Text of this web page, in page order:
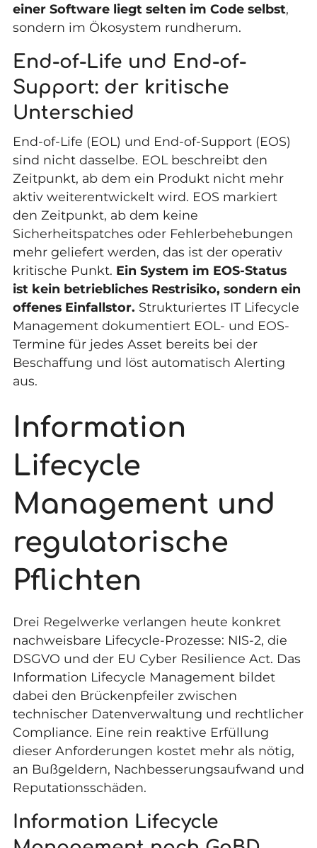
einer Software liegt selten im Code selbst,
sondern im Ökosystem rundherum.
End-of-Life und End-of-
Support: der kritische
Unterschied
End-of-Life (EOL) und End-of-Support (EOS)
sind nicht dasselbe. EOL beschreibt den
Zeitpunkt, ab dem ein Produkt nicht mehr
aktiv weiterentwickelt wird. EOS markiert
den Zeitpunkt, ab dem keine
Sicherheitspatches oder Fehlerbehebungen
mehr geliefert werden, das ist der operativ
kritische Punkt. Ein System im EOS-Status
ist kein betriebliches Restrisiko, sondern ein
offenes Einfallstor. Strukturiertes IT Lifecycle
Management dokumentiert EOL- und EOS-
Termine für jedes Asset bereits bei der
Beschaffung und löst automatisch Alerting
aus.
Information
Lifecycle
Management und
regulatorische
Pflichten
Drei Regelwerke verlangen heute konkret
nachweisbare Lifecycle-Prozesse: NIS-2, die
DSGVO und der EU Cyber Resilience Act. Das
Information Lifecycle Management bildet
dabei den Brückenpfeiler zwischen
technischer Datenverwaltung und rechtlicher
Compliance. Eine rein reaktive Erfüllung
dieser Anforderungen kostet mehr als nötig,
an Bußgeldern, Nachbesserungsaufwand und
Reputationsschäden.
Information Lifecycle